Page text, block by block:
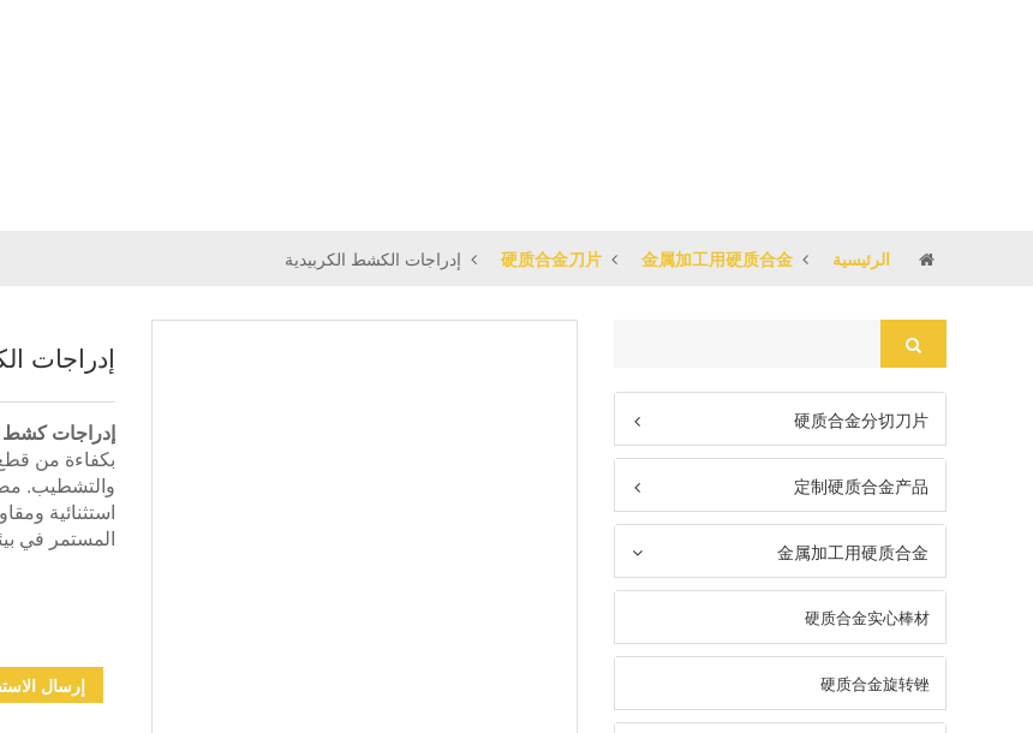
الرئيسية 金属加工用硬质合金
硬质合金刀片 إدراجات الكشط الكربيدية
إدراجات
إدراجات كشط
بكفاءة من
والتشطيب.
استثنائية
المستمر في
إرسال
硬质合金分切刀片
定制硬质合金产品
金属加工用硬质合金
硬质合金实心棒材
硬质合金旋转锉